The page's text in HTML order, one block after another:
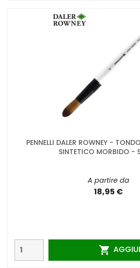
PENNELLI DALER ROWNEY -
SINTETICO MORBIDO -
A partire da
18,95 €
